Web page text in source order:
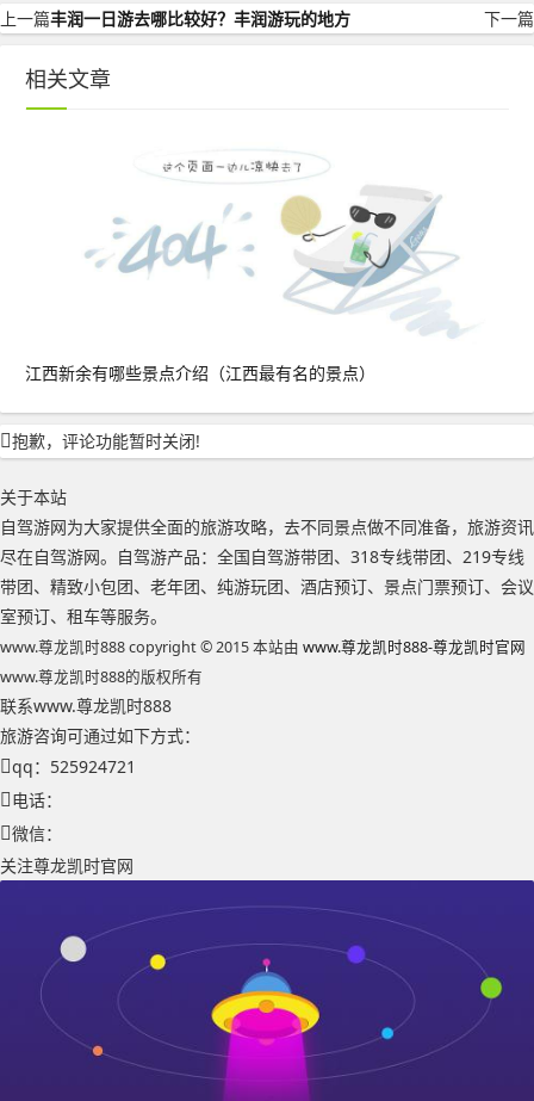
上一篇丰润一日游去哪比较好？丰润游玩的地方 下一篇
相关文章
江西新余有哪些景点介绍（江西最有名的景点）
抱歉，评论功能暂时关闭!
关于本站
自驾游网为大家提供全面的旅游攻略，去不同景点做不同准备，旅游资讯
尽在自驾游网。自驾游产品：全国自驾游带团、318专线带团、219专线
带团、精致小包团、老年团、纯游玩团、酒店预订、景点门票预订、会议
室预订、租车等服务。
www.尊龙凯时888 copyright © 2015 本站由 www.尊龙凯时888-尊龙凯时官网
www.尊龙凯时888的版权所有
联系www.尊龙凯时888
旅游咨询可通过如下方式：
qq：525924721
电话：
微信：
关注尊龙凯时官网